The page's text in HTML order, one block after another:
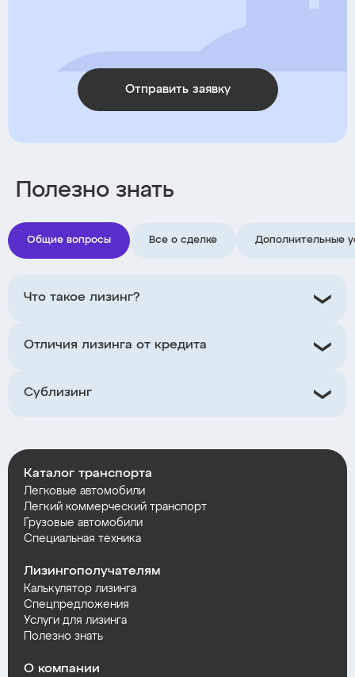
Отправить заявку
Полезно знать
Общие вопросы Все о сделке Дополнительные
Что такое лизинг?
Отличия лизинга от кредита
Сублизинг
Каталог транспорта
Легковые автомобили
Легкий коммерческий транспорт
Грузовые автомобили
Специальная техника
Лизингополучателям
Калькулятор лизинга
Спецпредложения
Услуги для лизинга
Полезно знать
О компании